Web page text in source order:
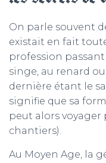
On parle souvent
existait en fait
profession
singe, au renard
dernière étant le
signifie que sa
peut alors
chantiers).
Au Moyen Age, la